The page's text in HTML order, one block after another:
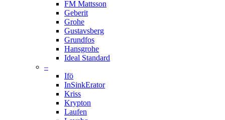
FM Mattsson
Geberit
Grohe
Gustavsberg
Grundfos
Hansgrohe
Ideal Standard
–
Ifö
InSinkErator
Kriss
Krypton
Laufen